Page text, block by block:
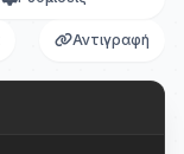
Αντιγραφή